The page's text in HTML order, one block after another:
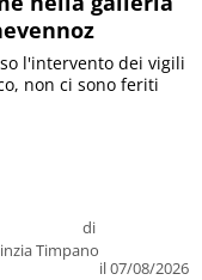
di
Timpano
il 07/08/2026
l'intervento dei vigili
non ci sono feriti